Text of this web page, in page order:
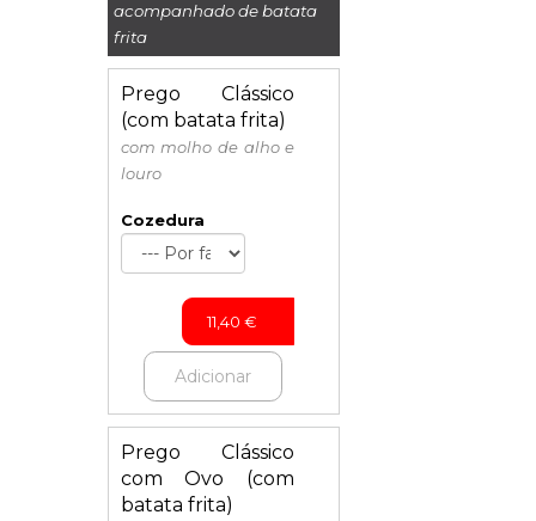
acompanhado de batata
frita
Prego Clássico
(com batata frita)
com molho de alho e
louro
Cozedura
11,40 €
Adicionar
Prego Clássico
com Ovo (com
batata frita)